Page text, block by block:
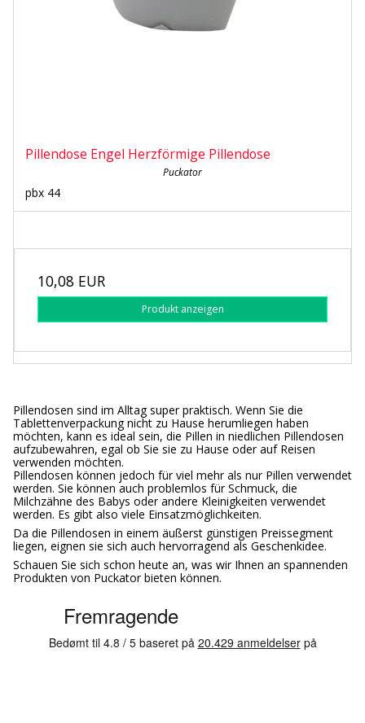
Pillendose Engel Herzförmige Pillendose
Puckator
pbx 44
10,08 EUR
Produkt anzeigen
Pillendosen sind im Alltag super praktisch. Wenn Sie die
Tablettenverpackung nicht zu Hause herumliegen haben
möchten, kann es ideal sein, die Pillen in niedlichen Pillendosen
aufzubewahren, egal ob Sie sie zu Hause oder auf Reisen
verwenden möchten.
Pillendosen können jedoch für viel mehr als nur Pillen verwendet
werden. Sie können auch problemlos für Schmuck, die
Milchzähne des Babys oder andere Kleinigkeiten verwendet
werden. Es gibt also viele Einsatzmöglichkeiten.
Da die Pillendosen in einem äußerst günstigen Preissegment
liegen, eignen sie sich auch hervorragend als Geschenkidee.
Schauen Sie sich schon heute an, was wir Ihnen an spannenden
Produkten von Puckator bieten können.